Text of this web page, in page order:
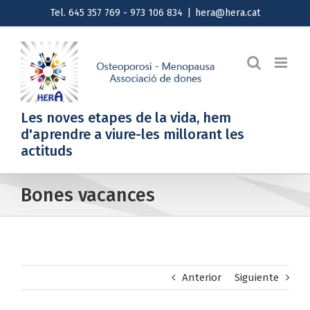
al
contenido
Tel. 645 357 769 - 973 106 834 hera@hera.cat
Les noves etapes de la vida, hem
d'aprendre a viure-les millorant les
actituds
Bones vacances
Anterior Siguiente